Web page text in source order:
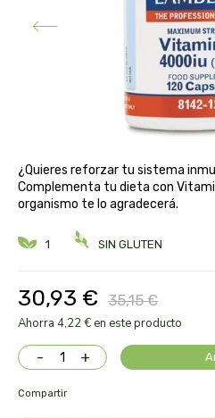
¿Quieres reforzar tu sistema
Complementa tu dieta con
organismo te lo agradecerá.
1 SIN GLUTEN
30,93 € 35,15 €
Ahorra 4,22 € en este producto
- +
Compartir
antiox y nutricosmética
hormonal y salud sexual
vista y oídos
protección solar y mosquitos
diy cremas caseras
conservas, patés y sopas
aloe pura laboratorios
alta pasticceria italiana
alter nativa 3
amandin
amapola
ana maria lajusticia
anae